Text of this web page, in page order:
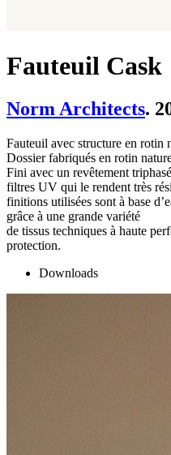
Fauteuil Cask
Norm Architects.
Fauteuil avec structure en rotin
Dossier fabriqués en rotin
Fini avec un revêtement
filtres UV qui le rendent très
finitions utilisées sont à base
grâce à une grande variété
de tissus techniques à haute
protection.
Downloads